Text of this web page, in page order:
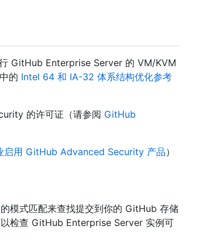
GitHub Enterprise Server 的 VM/KVM
的 Intel 64 和 IA-32 体系结构优化参考
的许可证（请参阅 GitHub
启用 GitHub Advanced Security 产品）
模式匹配来查找提交到你的 GitHub 存储
检查 GitHub Enterprise Server 实例可